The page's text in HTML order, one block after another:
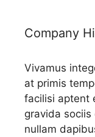
Company
Vivamus
at primis
facilisi aptent
gravida
nullam